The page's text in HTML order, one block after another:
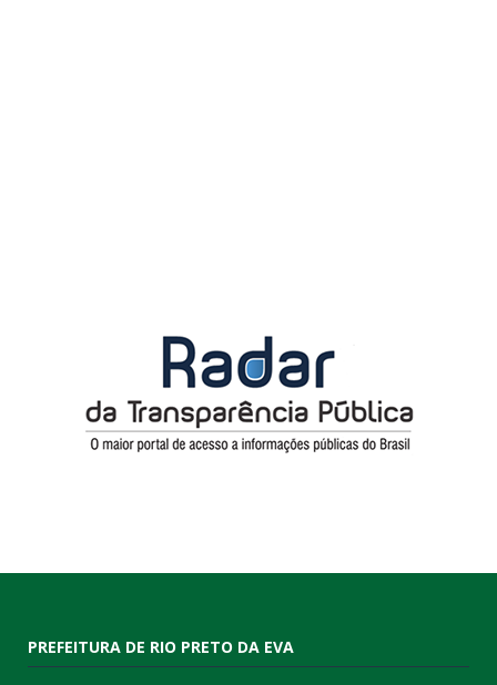
PREFEITURA DE RIO PRETO DA EVA